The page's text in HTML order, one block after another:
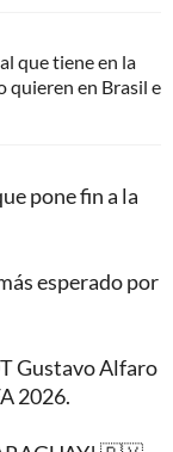
que tiene en la
quieren en Brasil e
pone fin a la
esperado por
Gustavo Alfaro
2026.